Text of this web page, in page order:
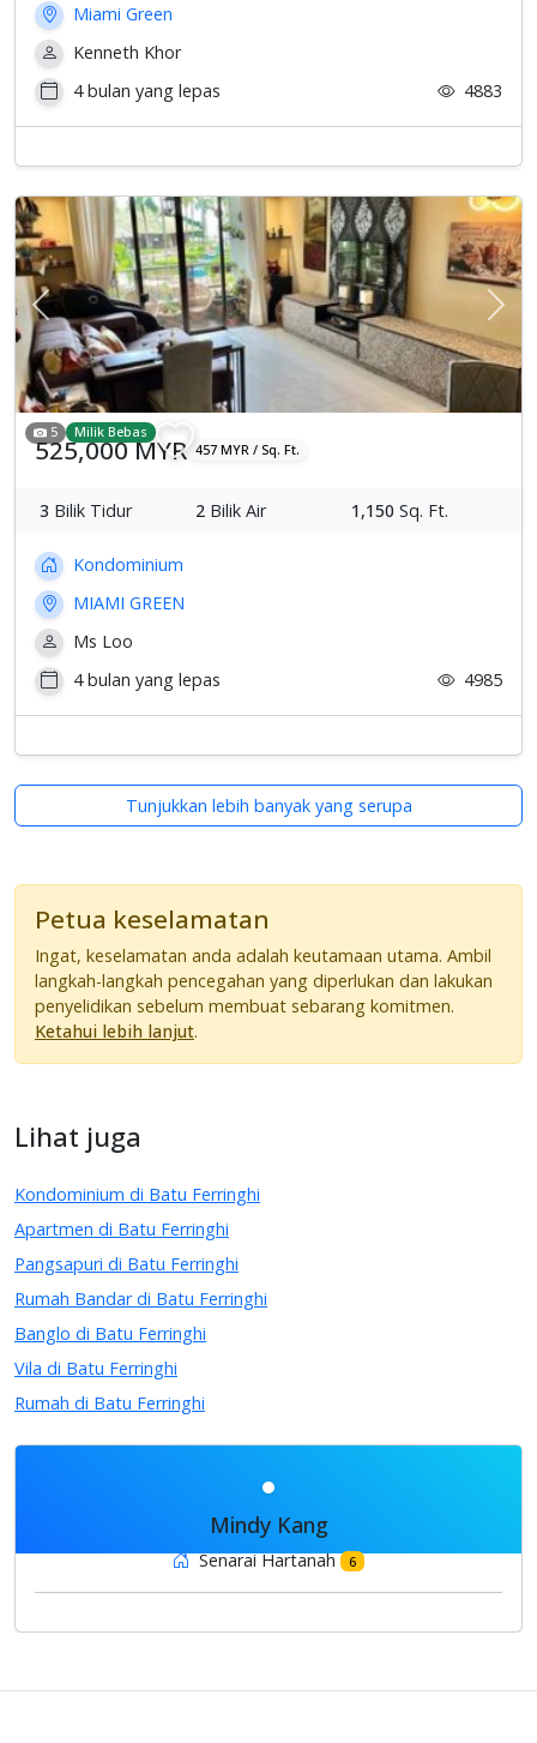
Miami Green
Kenneth Khor
4 bulan yang lepas
4883
Previous
5 Milik Bebas
525,000 MYR 457 MYR / Sq. Ft.
3 Bilik Tidur 2 Bilik Air 1,150 Sq. Ft.
Kondominium
MIAMI GREEN
Ms Loo
4 bulan yang lepas
4985
Tunjukkan lebih banyak yang serupa
Petua keselamatan
Ingat, keselamatan anda adalah keutamaan utama. Ambil
langkah-langkah pencegahan yang diperlukan dan lakukan
penyelidikan sebelum membuat sebarang komitmen.
Ketahui lebih lanjut.
Lihat juga
Kondominium di Batu Ferringhi
Apartmen di Batu Ferringhi
Pangsapuri di Batu Ferringhi
Rumah Bandar di Batu Ferringhi
Banglo di Batu Ferringhi
Vila di Batu Ferringhi
Rumah di Batu Ferringhi
Mindy Kang
Senarai Hartanah 6